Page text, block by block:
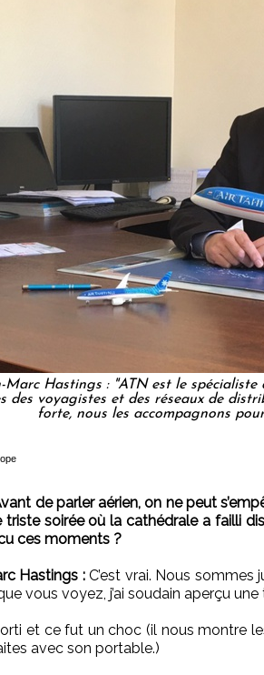
Marc Hastings : "ATN est le
des voyagistes et des réseaux de
forte, nous les accompagnons
de parler aérien, on ne peut
soirée où la cathédrale a failli
ces moments ?
Hastings :C’est vrai. Nous sommes
vous voyez, j’ai soudain aperçu
et ce fut un choc (il nous montre
avec son portable.)